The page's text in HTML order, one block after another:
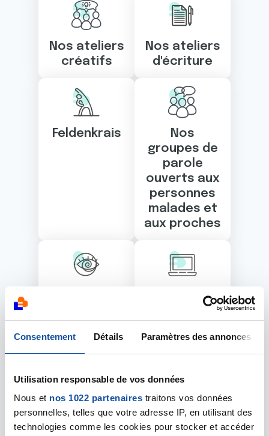
Consentement Détails Paramètres des annonces
Utilisation responsable de vos données
Nous et nos 1022 partenaires traitons vos données
personnelles, telles que votre adresse IP, en utilisant des
technologies comme les cookies pour stocker et accéder
Nos ateliers
créatifs
Nos ateliers
d'écriture
Feldenkrais
Nos
groupes de
parole
ouverts aux
personnes
malades et
aux proches
Informatiqu
Marche